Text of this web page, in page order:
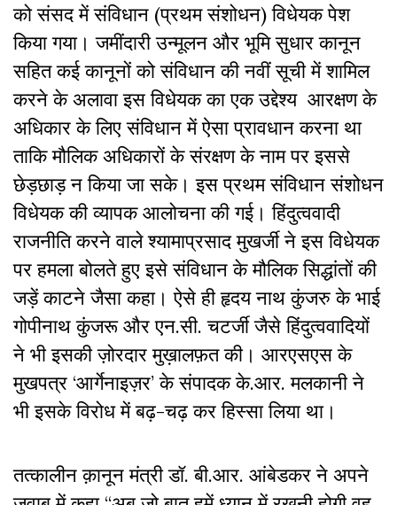
को संसद में संविधान (प्रथम संशोधन) विधेयक पेश
किया गया। जमींदारी उन्मूलन और भूमि सुधार कानून
सहित कई कानूनों को संविधान की नवीं सूची में शामिल
करने के अलावा इस विधेयक का एक उद्देश्य आरक्षण के
अधिकार के लिए संविधान में ऐसा प्रावधान करना था
ताकि मौलिक अधिकारों के संरक्षण के नाम पर इससे
छेड़छाड़ न किया जा सके। इस प्रथम संविधान संशोधन
विधेयक की व्यापक आलोचना की गई। हिंदुत्ववादी
राजनीति करने वाले श्यामाप्रसाद मुखर्जी ने इस विधेयक
पर हमला बोलते हुए इसे संविधान के मौलिक सिद्धांतों की
जड़ें काटने जैसा कहा। ऐसे ही हृदय नाथ कुंजरु के भाई
गोपीनाथ कुंजरू और एन.सी. चटर्जी जैसे हिंदुत्ववादियों
ने भी इसकी ज़ोरदार मुख़ालफ़त की। आरएसएस के
मुखपत्र ‘आर्गेनाइज़र’ के संपादक के.आर. मलकानी ने
भी इसके विरोध में बढ़-चढ़ कर हिस्सा लिया था।
तत्कालीन क़ानून मंत्री डॉ. बी.आर. आंबेडकर ने अपने